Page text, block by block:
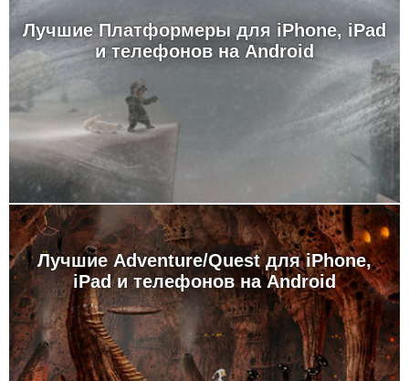
Лучшие Платформеры для iPhone, iPad
и телефонов на Android
Лучшие Adventure/Quest для iPhone,
iPad и телефонов на Android